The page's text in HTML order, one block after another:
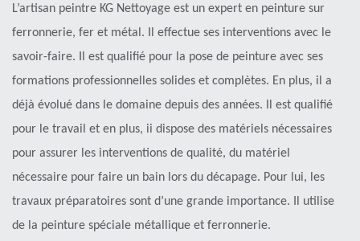
L’artisan peintre KG Nettoyage est un expert en peinture sur
ferronnerie, fer et métal. Il effectue ses interventions avec le
savoir-faire. Il est qualifié pour la pose de peinture avec ses
formations professionnelles solides et complètes. En plus, il a
déjà évolué dans le domaine depuis des années. Il est qualifié
pour le travail et en plus, ii dispose des matériels nécessaires
pour assurer les interventions de qualité, du matériel
nécessaire pour faire un bain lors du décapage. Pour lui, les
travaux préparatoires sont d’une grande importance. Il utilise
de la peinture spéciale métallique et ferronnerie.